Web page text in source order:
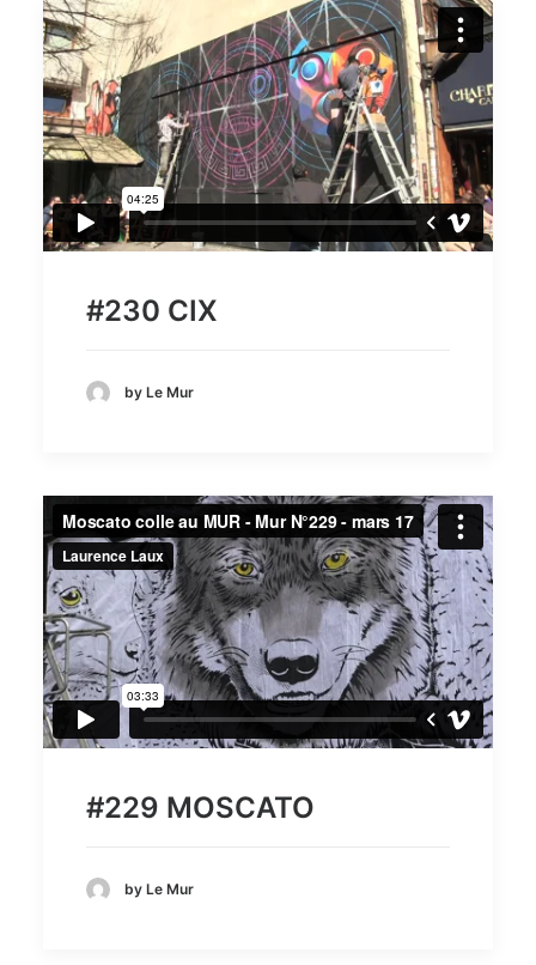
#230 CIX
by Le Mur
#229 MOSCATO
by Le Mur